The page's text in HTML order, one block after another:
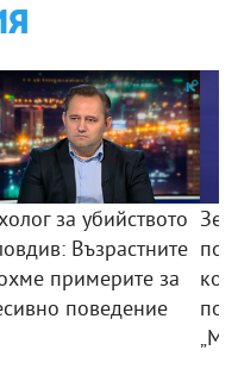
за убийството
Възрастните
примерите за
поведение